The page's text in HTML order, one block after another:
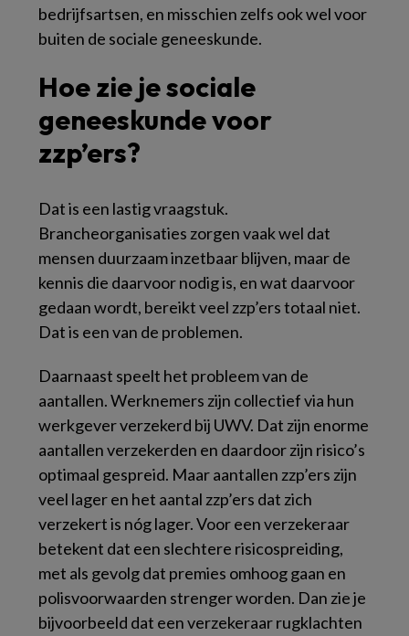
bedrijfsartsen, en misschien zelfs ook wel voor
buiten de sociale geneeskunde.
Hoe zie je sociale
geneeskunde voor
zzp’ers?
Dat is een lastig vraagstuk.
Brancheorganisaties zorgen vaak wel dat
mensen duurzaam inzetbaar blijven, maar de
kennis die daarvoor nodig is, en wat daarvoor
gedaan wordt, bereikt veel zzp’ers totaal niet.
Dat is een van de problemen.
Daarnaast speelt het probleem van de
aantallen. Werknemers zijn collectief via hun
werkgever verzekerd bij UWV. Dat zijn enorme
aantallen verzekerden en daardoor zijn risico’s
optimaal gespreid. Maar aantallen zzp’ers zijn
veel lager en het aantal zzp’ers dat zich
verzekert is nóg lager. Voor een verzekeraar
betekent dat een slechtere risicospreiding,
met als gevolg dat premies omhoog gaan en
polisvoorwaarden strenger worden. Dan zie je
bijvoorbeeld dat een verzekeraar rugklachten